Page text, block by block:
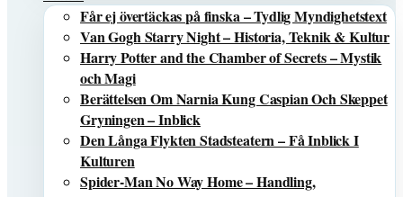
Får ej övertäckas på finska – Tydlig Myndighetstext
Van Gogh Starry Night – Historia, Teknik & Kultur
Harry Potter and the Chamber of Secrets – Mystik
och Magi
Berättelsen Om Narnia Kung Caspian Och Skeppet
Gryningen – Inblick
Den Långa Flykten Stadsteatern – Få Inblick I
Kulturen
Spider-Man No Way Home – Handling,